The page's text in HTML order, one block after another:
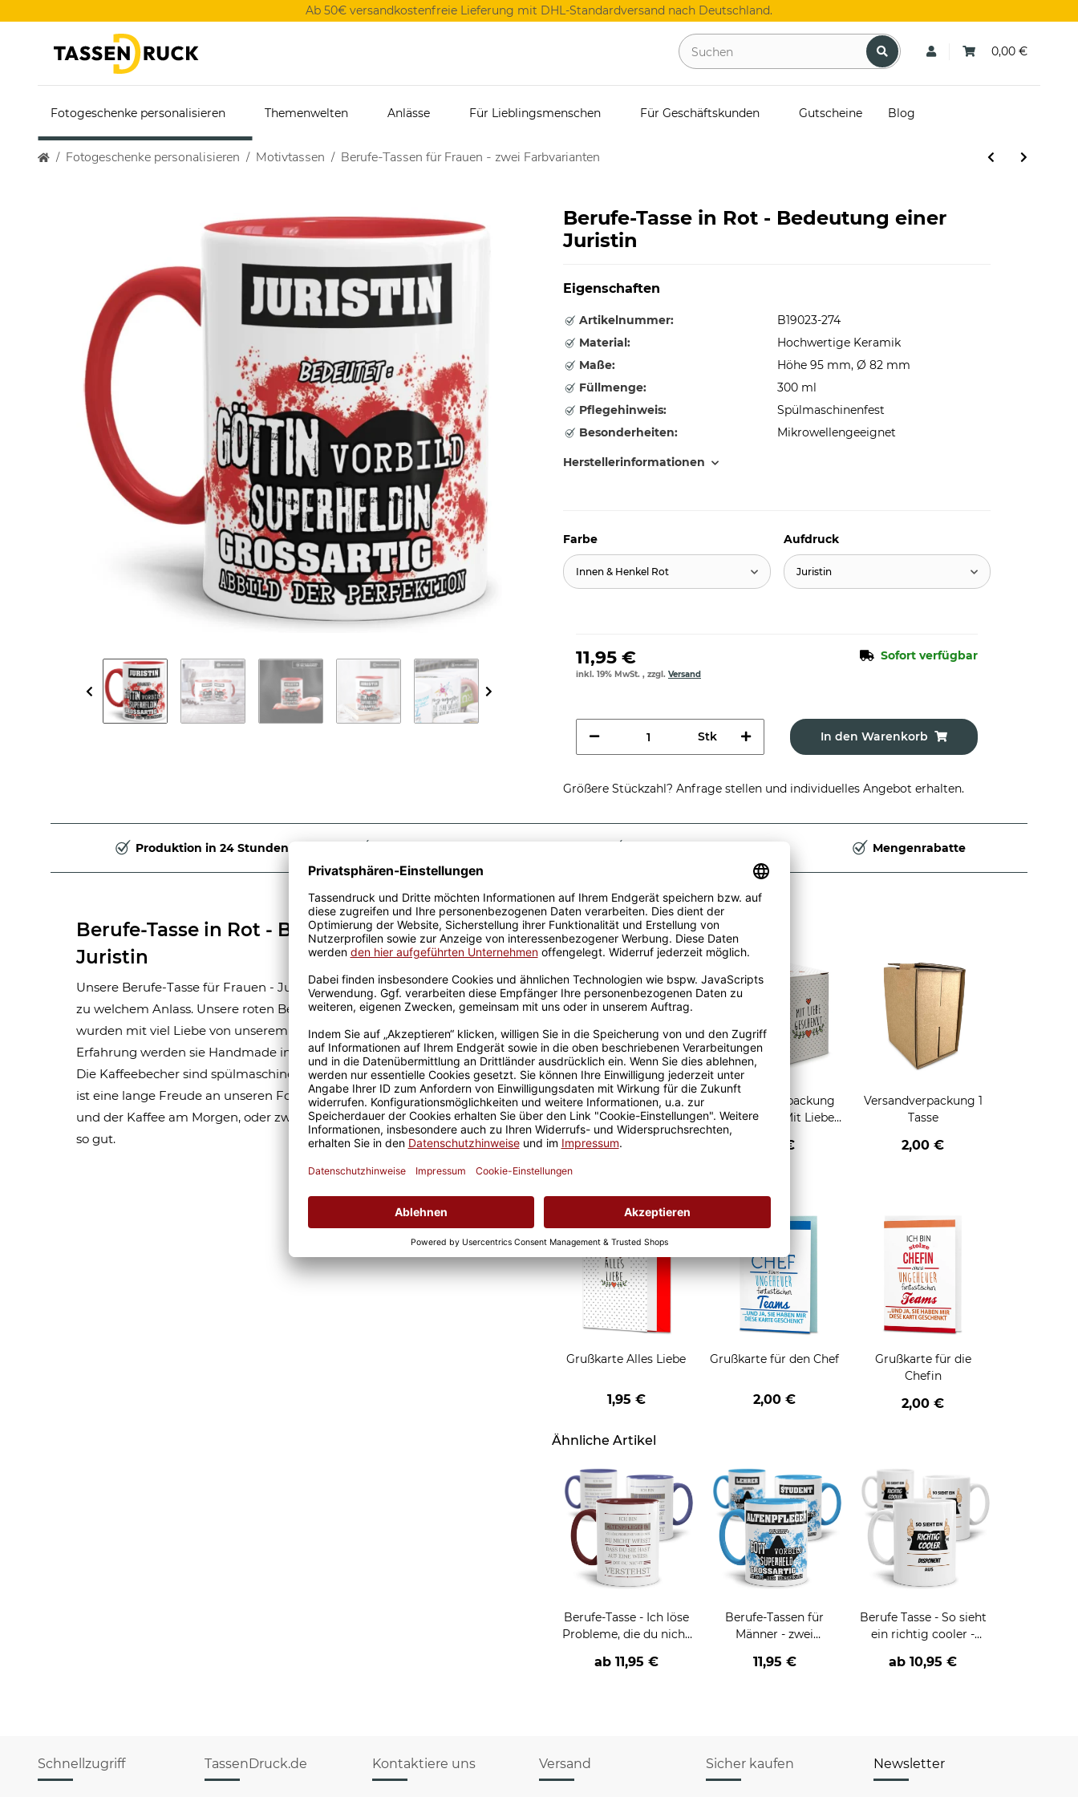
Ab 50€ versandkostenfreie Lieferung mit DHL-Standardversand nach Deutschland.
0,00 €
Fotogeschenke personalisieren Themenwelten Anlässe Für Lieblingsmenschen Für Geschäftskunden Gutscheine Blog
Fotogeschenke personalisieren Motivtassen Berufe-Tassen für Frauen - zwei Farbvarianten
Berufe-Tasse in Rot - Bedeutung einer
Juristin
Eigenschaften
Artikelnummer:
B19023-274
Material:
Hochwertige Keramik
Maße:
Höhe 95 mm, Ø 82 mm
Füllmenge:
300 ml
Pflegehinweis:
Spülmaschinenfest
Besonderheiten:
Mikrowellengeeignet
Herstellerinformationen
Farbe
Innen & Henkel Rot
Aufdruck
Juristin
11,95 € Sofort verfügbar
inkl. 19% MwSt. , zzgl. Versand
Stk In den Warenkorb
Größere Stückzahl? Anfrage stellen und individuelles Angebot erhalten.
Produktion in 24 Stunden Mengenrabatte
Berufe-Tasse in Rot - Bedeutung einer
Juristin
Unsere Berufe-Tasse für Frauen - Juristin - ist eine tolle Geschenkidee, egal
zu welchem Anlass. Unsere roten Berufe-Tassen aus hochwertiger Keramik
wurden mit viel Liebe von unserem Grafik-Team designt. Mit viel
Erfahrung werden sie Handmade in unserer eigenen Produktion bedruckt.
Die Kaffeebecher sind spülmaschinen- und mikrowellen geeignet. Somit
ist eine lange Freude an unseren Fototassen und Motivtassen garantiert
und der Kaffee am Morgen, oder zwischendurch, schmeckt gleich nochmal
so gut.
Passende Verpackungen
Geschenkverpackung 1
Tasse mit Fenster
2,50 €
Geschenkverpackung
für Tassen - Mit Liebe
2,95 €
Versandverpackung 1
Tasse
2,00 €
Grußkarten zum Verschenken
Grußkarte Alles Liebe
1,95 €
Grußkarte für den Chef
2,00 €
Grußkarte für die
Chefin
2,00 €
Ähnliche Artikel
Berufe-Tasse - Ich löse
Probleme, die du nicht
verschiedene Berufe
ab 11,95 €
Berufe-Tassen für
Männer - zwei
11,95 €
Berufe Tasse - So sieht
ein richtig cooler -
ab10,95 €
Schnellzugriff TassenDruck.de Kontaktiere uns Versand Sicher kaufen Newsletter